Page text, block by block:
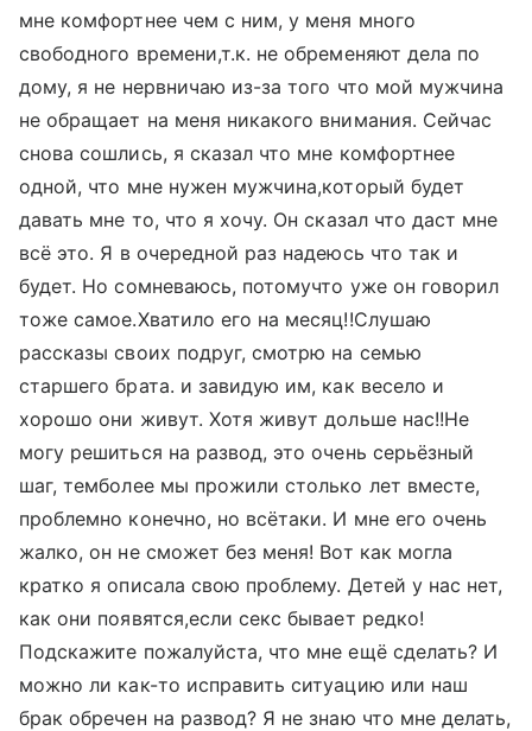
мне комфортнее чем с ним, у меня много
свободного времени,т.к. не обременяют дела по
дому, я не нервничаю из-за того что мой мужчина
не обращает на меня никакого внимания. Сейчас
снова сошлись, я сказал что мне комфортнее
одной, что мне нужен мужчина,который будет
давать мне то, что я хочу. Он сказал что даст мне
всё это. Я в очередной раз надеюсь что так и
будет. Но сомневаюсь, потомучто уже он говорил
тоже самое.Хватило его на месяц!!Слушаю
рассказы своих подруг, смотрю на семью
старшего брата. и завидую им, как весело и
хорошо они живут. Хотя живут дольше нас!!Не
могу решиться на развод, это очень серьёзный
шаг, темболее мы прожили столько лет вместе,
проблемно конечно, но всётаки. И мне его очень
жалко, он не сможет без меня! Вот как могла
кратко я описала свою проблему. Детей у нас нет,
как они появятся,если секс бывает редко!
Подскажите пожалуйста, что мне ещё сделать? И
можно ли как-то исправить ситуацию или наш
брак обречен на развод? Я не знаю что мне делать,